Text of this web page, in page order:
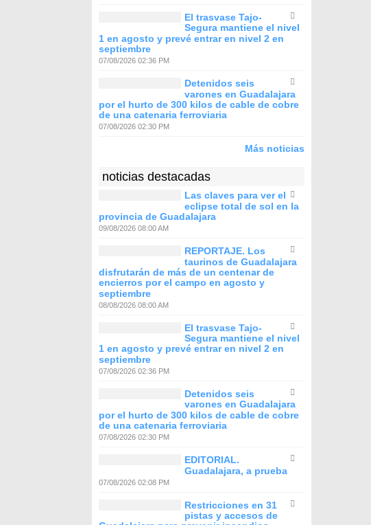
El trasvase Tajo-
Segura mantiene el nivel
1 en agosto y prevé entrar en nivel 2 en
septiembre
07/08/2026 02:36 PM
Detenidos seis
varones en Guadalajara
por el hurto de 300 kilos de cable de cobre
de una catenaria ferroviaria
07/08/2026 02:30 PM
Más noticias
noticias destacadas
Las claves para ver el
eclipse total de sol en la
provincia de Guadalajara
09/08/2026 08:00 AM
REPORTAJE. Los
taurinos de Guadalajara
disfrutarán de más de un centenar de
encierros por el campo en agosto y
septiembre
08/08/2026 08:00 AM
El trasvase Tajo-
Segura mantiene el nivel
1 en agosto y prevé entrar en nivel 2 en
septiembre
07/08/2026 02:36 PM
Detenidos seis
varones en Guadalajara
por el hurto de 300 kilos de cable de cobre
de una catenaria ferroviaria
07/08/2026 02:30 PM
EDITORIAL.
Guadalajara, a prueba
07/08/2026 02:08 PM
Restricciones en 31
pistas y accesos de